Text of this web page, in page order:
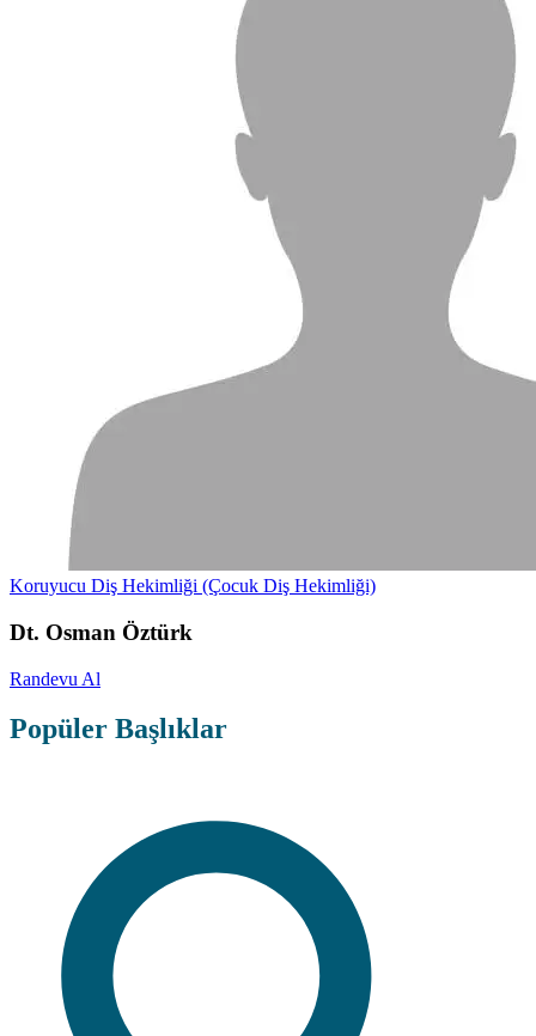
Koruyucu Diş Hekimliği (Çocuk Diş Hekimliği)
Dt. Osman Öztürk
Randevu Al
Popüler Başlıklar